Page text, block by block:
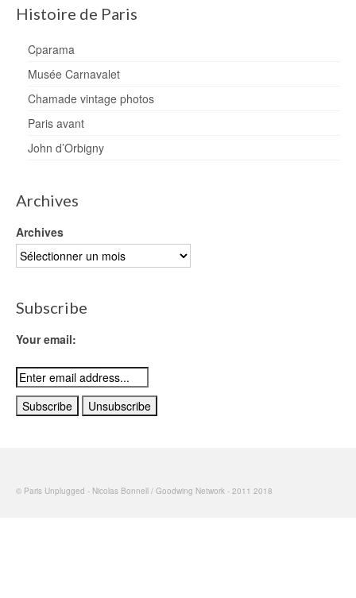
Histoire de Paris
Cparama
Musée Carnavalet
Chamade vintage photos
Paris avant
John d’Orbigny
Archives
Archives
Subscribe
Your email:
© Paris Unplugged - Nicolas Bonnell / Goodwing Network - 2011 2018